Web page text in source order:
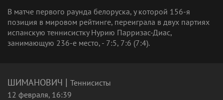
В матче первого раунда белоруска, у которой 156-я
позиция в мировом рейтинге, переиграла в двух партиях
испанскую теннисистку Нурию Парризас-Диас,
занимающую 236-е место, - 7:5, 7:6 (7:4).
ШИМАНОВИЧ | Теннисисты
12 февраля, 16:39